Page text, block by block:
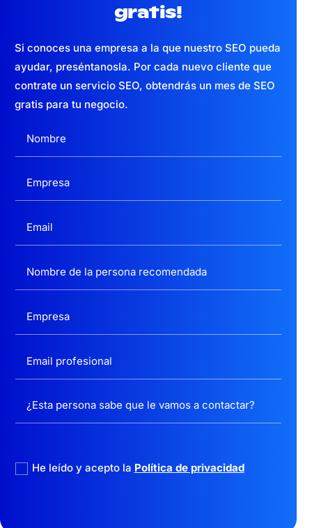
gratis!
Si conoces una empresa a la que nuestro SEO pueda
ayudar, preséntanosla. Por cada nuevo cliente que
contrate un servicio SEO, obtendrás un mes de SEO
gratis para tu negocio.
He leído y acepto la Política de privacidad